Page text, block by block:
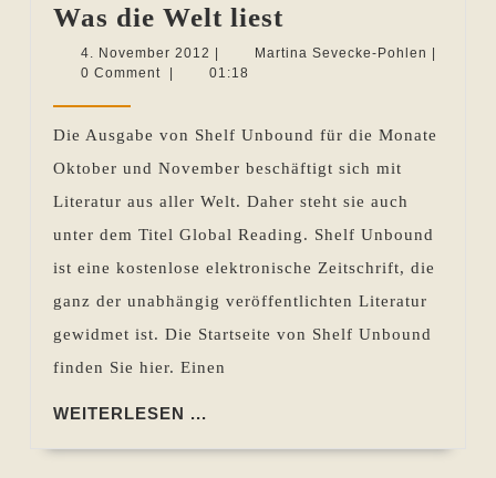
Was die Welt liest
die
4. November 2012 4.
November
Martina Sevecke-Pohlen Martina
0 Comment
01:18
Die Ausgabe von Shelf Unbound für die Monate
Oktober und November beschäftigt sich mit
Literatur aus aller Welt. Daher steht sie auch
unter dem Titel Global Reading. Shelf Unbound
ist eine kostenlose elektronische Zeitschrift, die
ganz der unabhängig veröffentlichten Literatur
gewidmet ist. Die Startseite von Shelf Unbound
finden Sie hier. Einen
WEITERLESEN ...